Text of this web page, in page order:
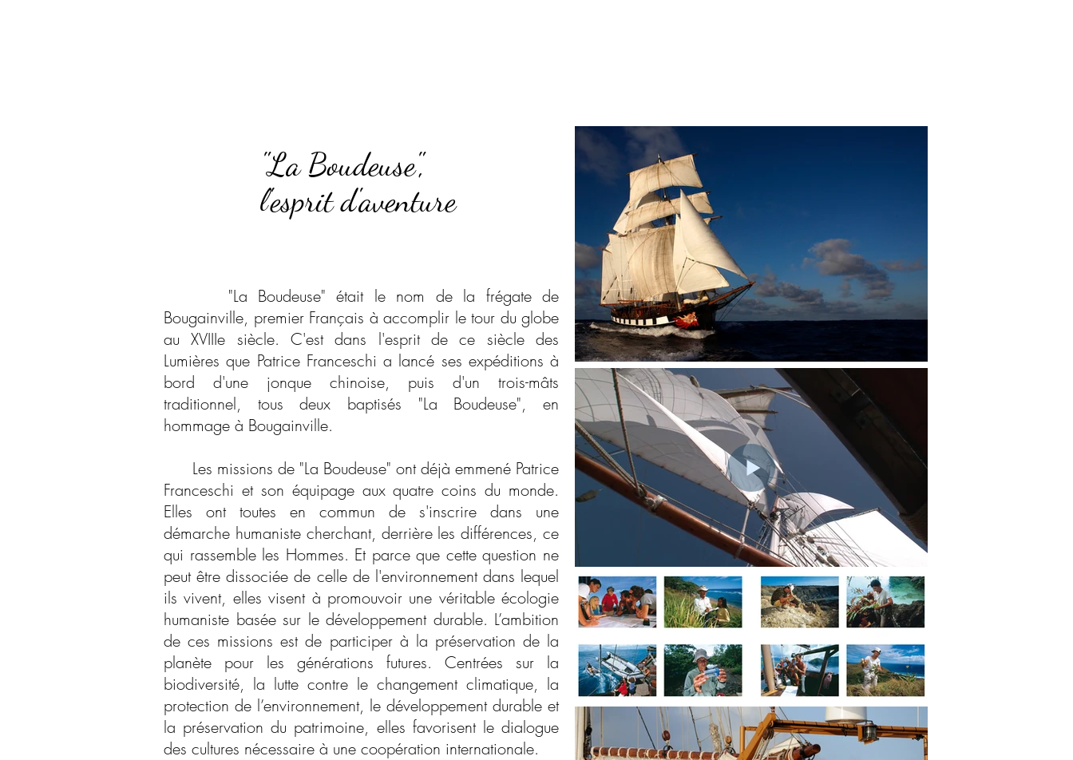
"La Boudeuse",
l'esprit d'aventure
"La Boudeuse" était le nom de la frégate de
Bougainville, premier Français à accomplir le tour du globe
au XVIIIe siècle. C'est dans l'esprit de ce siècle des
Lumières que Patrice Franceschi a lancé ses expéditions à
bord d'une jonque chinoise, puis d'un trois-mâts
traditionnel, tous deux baptisés "La Boudeuse", en
hommage à Bougainville.
Les missions de "La Boudeuse" ont déjà emmené Patrice
Franceschi et son équipage aux quatre coins du monde.
Elles ont toutes en commun de s'inscrire dans une
démarche humaniste cherchant, derrière les différences, ce
qui rassemble les Hommes. Et parce que cette question ne
peut être dissociée de celle de l'environnement dans lequel
ils vivent, elles visent à promouvoir une véritable écologie
humaniste basée sur le développement durable. L’ambition
de ces missions est de participer à la préservation de la
planète pour les générations futures. Centrées sur la
biodiversité, la lutte contre le changement climatique, la
protection de l’environnement, le développement durable et
la préservation du patrimoine, elles favorisent le dialogue
des cultures nécessaire à une coopération internationale.